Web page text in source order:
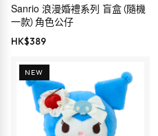
Sanrio 浪漫婚禮系列 盲盒（隨機
一款）角色公仔
HK$389
NEW